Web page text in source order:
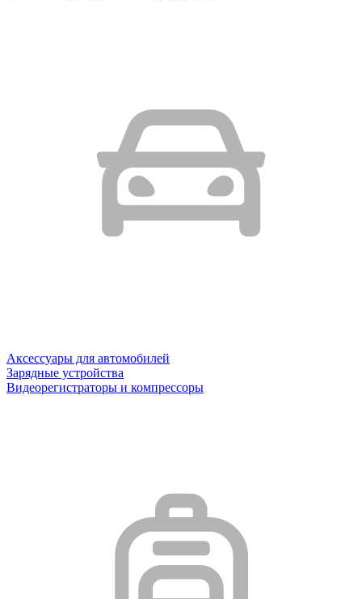
Аксессуары для автомобилей
Зарядные устройства
Видеорегистраторы и компрессоры